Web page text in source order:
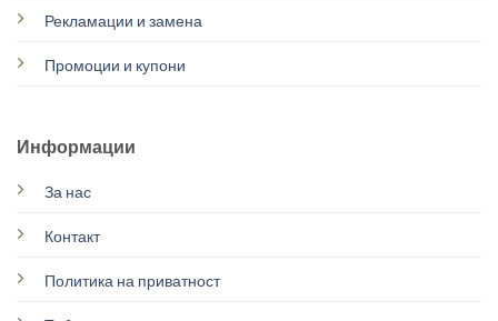
Рекламации и замена
Промоции и купони
Информации
За нас
Контакт
Политика на приватност